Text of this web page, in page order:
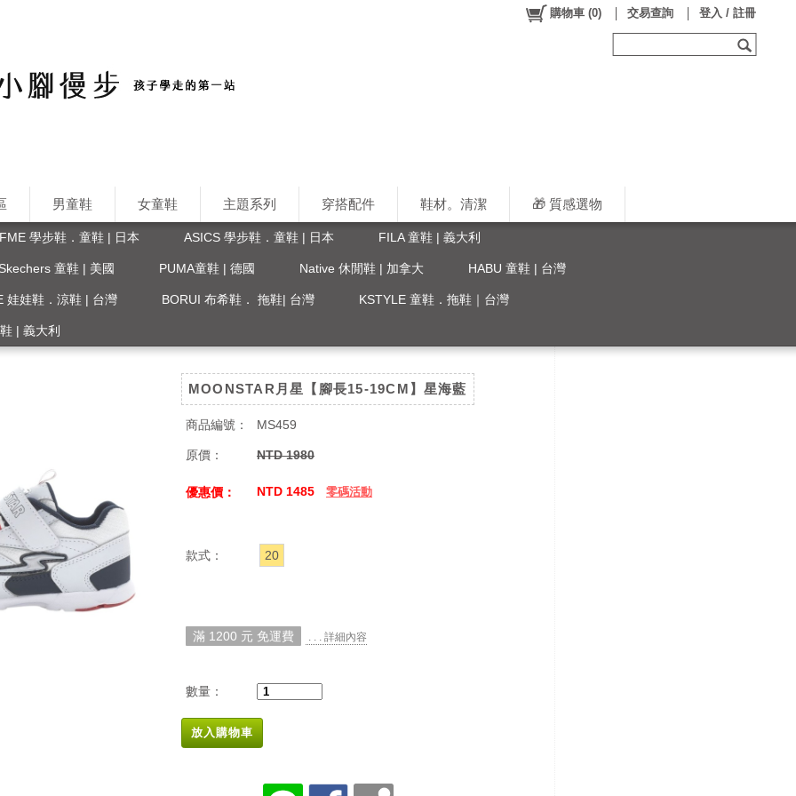
男童鞋 女童鞋 主題系列 穿搭配件 鞋材。清潔 🎁 質感選物
購物車 (0) 交易查詢 登入 / 註冊
學步鞋．童鞋 | 日本 ASICS 學步鞋．童鞋 | 日本 FILA 童鞋 | 義大利
童鞋 | 美國 PUMA童鞋 | 德國 Native 休閒鞋 | 加拿大 HABU 童鞋 | 台灣
娃娃鞋．涼鞋 | 台灣 BORUI 布希鞋． 拖鞋| 台灣 KSTYLE 童鞋．拖鞋｜台灣
| 義大利
MOONSTAR月星【腳長15-19CM】星海藍
商品編號： MS459
原價： NTD 1980
優惠價： NTD 1485 零碼活動
款式： 20
滿 1200 元 免運費 . . . 詳細內容
數量：
放入購物車